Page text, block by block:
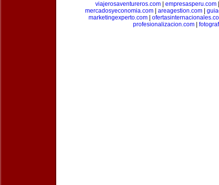
viajerosaventureros.com| empresasperu.com
mercadosyeconomia.com
areagestion.com
marketingexperto.com
profesionalizacion.com|